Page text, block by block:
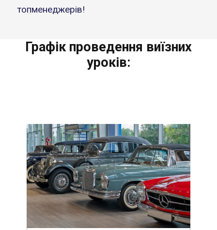
топменеджерів!
Графік проведення виїзних
уроків: